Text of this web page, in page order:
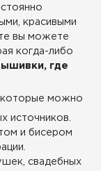
красивыми
вы можете
когда-либо
где
, которые можно
источников.
и бисером
свадебных